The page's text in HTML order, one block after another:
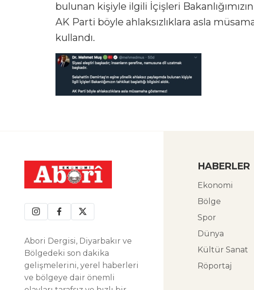
bulunan kişiyle ilgili İçişleri
AK Parti böyle ahlaksızlıklara asla
kullandı.
Abori Dergisi, Diyarbakır ve
Bölgedeki son dakika
gelişmelerini, yerel haberleri
ve bölgeye dair önemli
HABERLER
Ekonomi
Bölge
Spor
Dünya
Kültür Sanat
Röportaj